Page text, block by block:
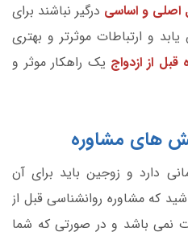
و اساسی درگیر نباشند برای
و ارتباطات موثرتر و بهتری
قبل از ازدواج یک راهکار موثر و
دارد و زوجین باید برای آن
که مشاوره روانشناسی قبل از
نمی باشد و در صورتی که شما